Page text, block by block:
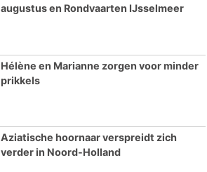
augustus en Rondvaarten IJsselmeer
Hélène en Marianne zorgen voor minder
prikkels
Aziatische hoornaar verspreidt zich
verder in Noord-Holland